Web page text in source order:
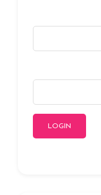
LOGIN